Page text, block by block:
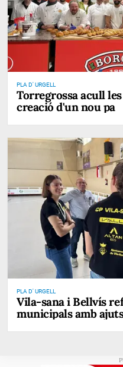
PLA D' URGELL
Torregrossa acull
creació d'un nou pa
PLA D' URGELL
Vila-sana i Bellvís
municipals amb